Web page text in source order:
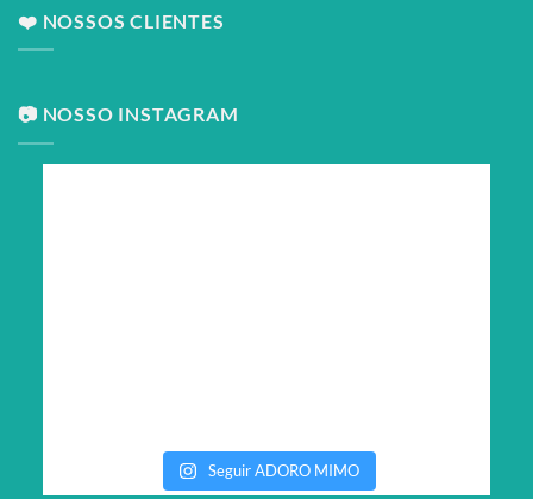
❤️ NOSSOS CLIENTES
📷 NOSSO INSTAGRAM
Seguir ADORO MIMO